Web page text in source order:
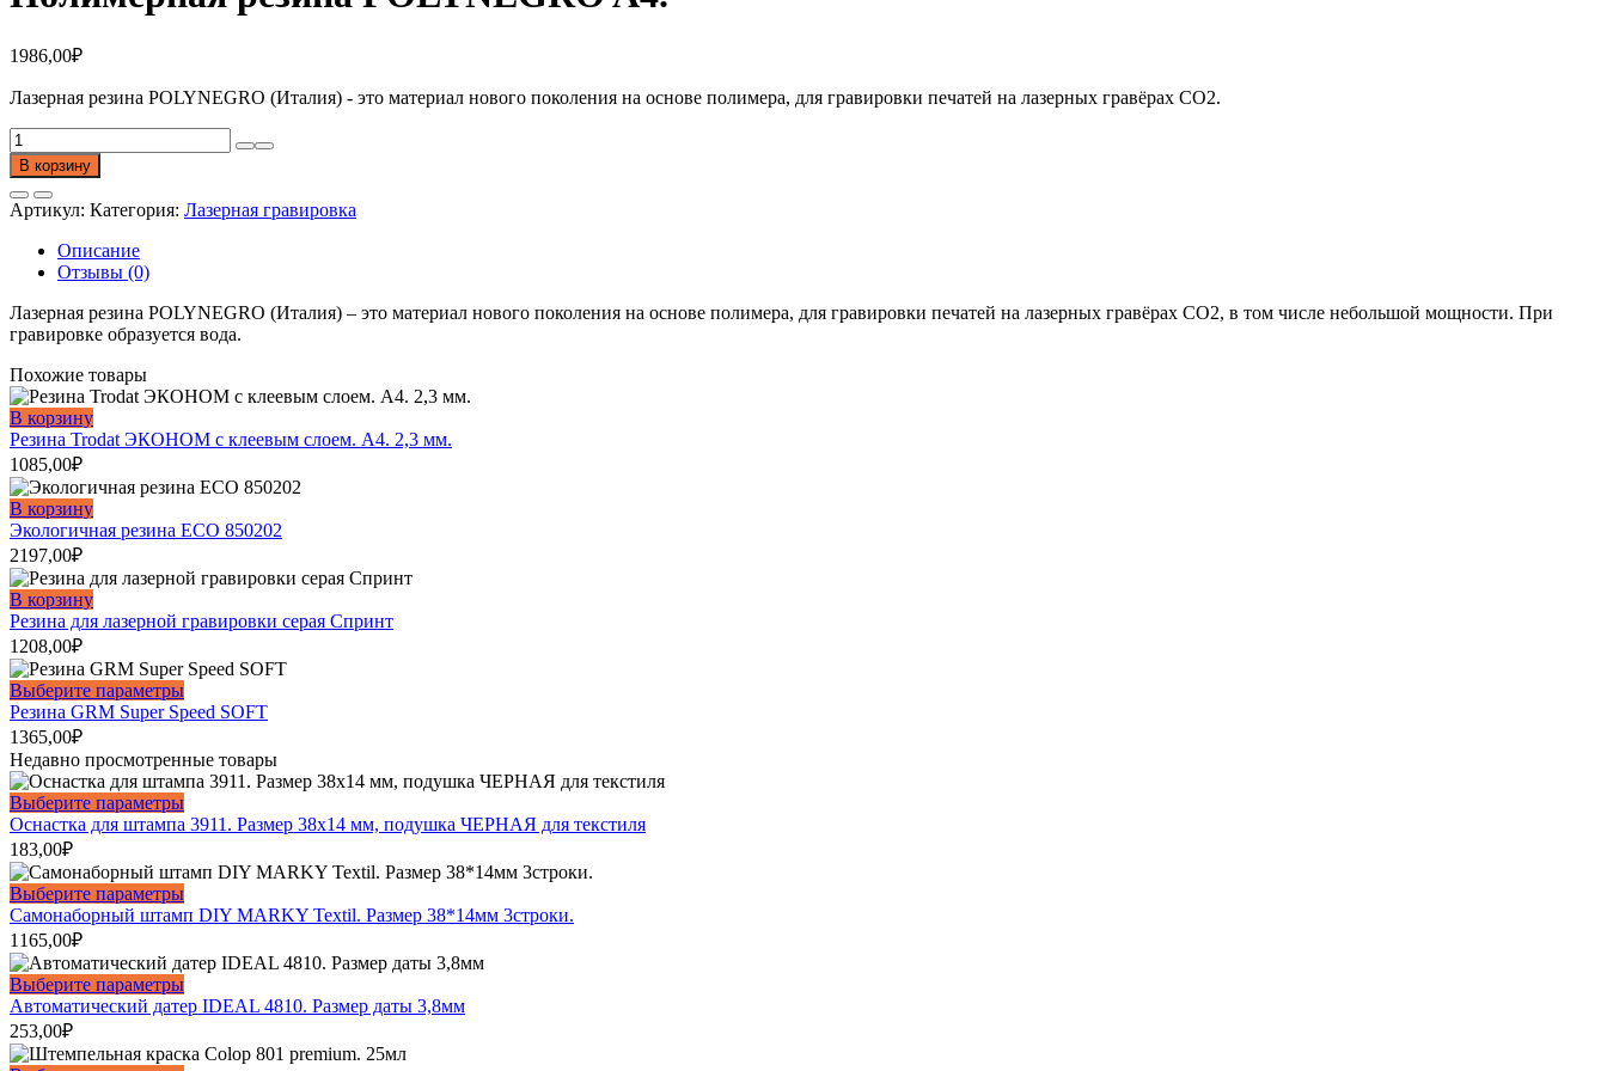
1986,00₽
Лазерная резина POLYNEGRO (Италия) - это материал нового поколения на основе полимера, для гравировки печатей на лазерных гравёрах CO2.
Количество
товара
Полимерная
резина
POLYNEGRO
В корзину
Артикул: Категория: Лазерная гравировка
Описание
Отзывы (0)
Лазерная резина POLYNEGRO (Италия) – это материал нового поколения на основе полимера, для гравировки печатей на лазерных гравёрах CO2, в том числе небольшой мощности. При
гравировке образуется вода.
Похожие товары
В корзину
Резина Trodat ЭКОНОМ с клеевым слоем. A4. 2,3 мм.
1085,00₽
В корзину
Экологичная резина ECO 850202
2197,00₽
В корзину
Резина для лазерной гравировки серая Спринт
1208,00₽
Выберите параметрыЭтот
товар
несколько
вариаций.
Опции
можно
выбрать
странице
товара.
Резина GRM Super Speed SOFT
1365,00₽
Недавно просмотренные товары
Выберите параметрыЭтот
товар
несколько
вариаций.
Опции
можно
выбрать
на
странице
товара.
Оснастка для штампа 3911. Размер 38х14 мм, подушка ЧЕРНАЯ для текстиля
183,00₽
Выберите параметрыЭтот
товар
несколько
вариаций.
Опции
можно
выбрать
на
Самонаборный штамп DIY MARKY Textil. Размер 38*14мм 3строки.
1165,00₽
Выберите параметрыЭтот
товар
несколько
Автоматический датер IDEAL 4810. Размер даты 3,8мм
253,00₽